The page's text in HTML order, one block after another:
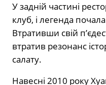
У задній частині
клуб, і легенда
Втративши свій
втратив резонанс
салату.
Навесні 2010 року